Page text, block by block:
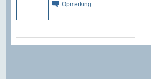
Opmerking